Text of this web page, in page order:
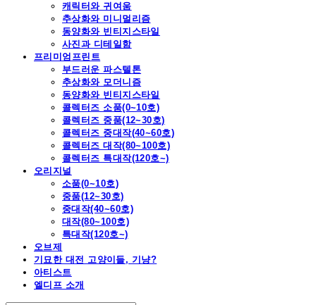
캐릭터와 귀여움
추상화와 미니멀리즘
동양화와 빈티지스타일
사진과 디테일함
프리미엄프린트
부드러운 파스텔톤
추상화와 모더니즘
동양화와 빈티지스타일
콜렉터즈 소품(0~10호)
콜렉터즈 중품(12~30호)
콜렉터즈 중대작(40~60호)
콜렉터즈 대작(80~100호)
콜렉터즈 특대작(120호~)
오리지널
소품(0~10호)
중품(12~30호)
중대작(40~60호)
대작(80~100호)
특대작(120호~)
오브제
기묘한 대전 고양이들, 기냥?
아티스트
엘디프 소개